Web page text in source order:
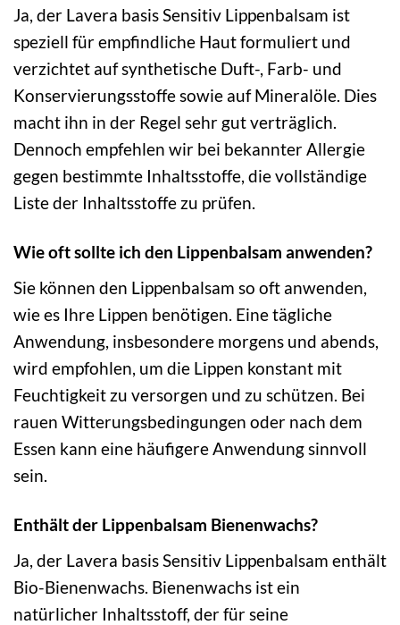
Ja, der Lavera basis Sensitiv Lippenbalsam ist
speziell für empfindliche Haut formuliert und
verzichtet auf synthetische Duft-, Farb- und
Konservierungsstoffe sowie auf Mineralöle. Dies
macht ihn in der Regel sehr gut verträglich.
Dennoch empfehlen wir bei bekannter Allergie
gegen bestimmte Inhaltsstoffe, die vollständige
Liste der Inhaltsstoffe zu prüfen.
Wie oft sollte ich den Lippenbalsam anwenden?
Sie können den Lippenbalsam so oft anwenden,
wie es Ihre Lippen benötigen. Eine tägliche
Anwendung, insbesondere morgens und abends,
wird empfohlen, um die Lippen konstant mit
Feuchtigkeit zu versorgen und zu schützen. Bei
rauen Witterungsbedingungen oder nach dem
Essen kann eine häufigere Anwendung sinnvoll
sein.
Enthält der Lippenbalsam Bienenwachs?
Ja, der Lavera basis Sensitiv Lippenbalsam enthält
Bio-Bienenwachs. Bienenwachs ist ein
natürlicher Inhaltsstoff, der für seine